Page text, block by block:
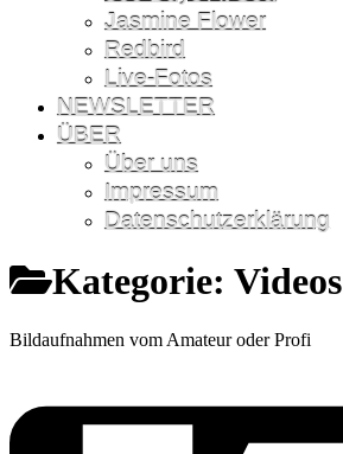
Jasmine Flower
Redbird
Live-Fotos
NEWSLETTER
ÜBER
Über uns
Impressum
Datenschutzerklärung
Kategorie: Videos
Bildaufnahmen vom Amateur oder Profi